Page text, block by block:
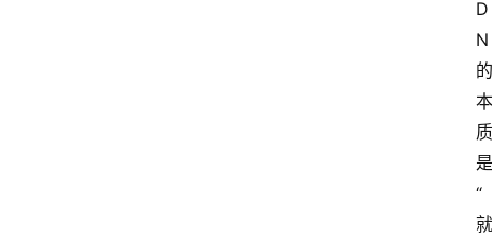
D
N
的
本
质
是
“
就